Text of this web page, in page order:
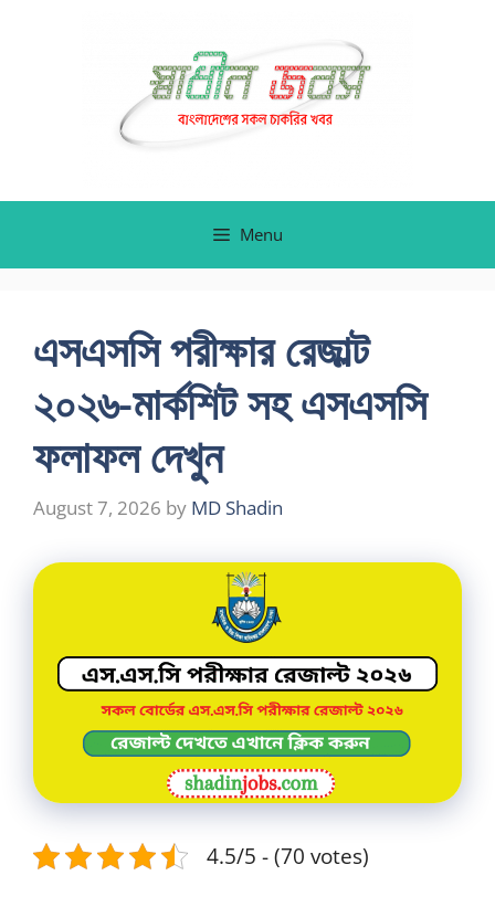
Menu
এসএসসি পরীক্ষার রেজাল্ট
২০২৬-মার্কশিট সহ এসএসসি
ফলাফল দেখুন
August 7, 2026 by MD Shadin
4.5/5 - (70 votes)